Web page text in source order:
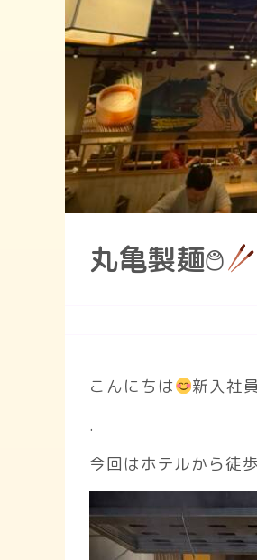
丸亀製麺࿉
こんにちは
新入社
.
今回はホテルから徒